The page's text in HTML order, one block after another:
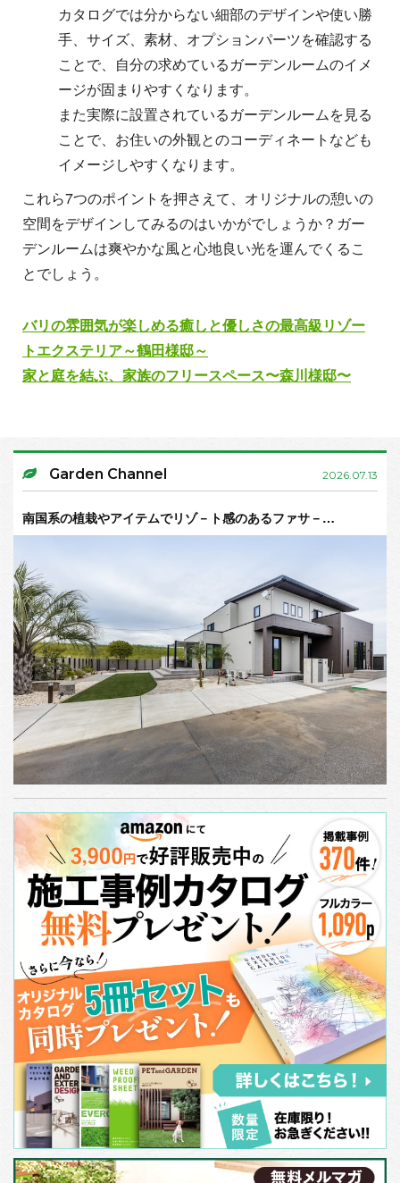
カタログでは分からない細部のデザインや使い勝
手、サイズ、素材、オプションパーツを確認する
ことで、自分の求めているガーデンルームのイメ
ージが固まりやすくなります。
また実際に設置されているガーデンルームを見る
ことで、お住いの外観とのコーディネートなども
イメージしやすくなります。
これら7つのポイントを押さえて、オリジナルの憩いの
空間をデザインしてみるのはいかがでしょうか？ガー
デンルームは爽やかな風と心地良い光を運んでくるこ
とでしょう。
バリの雰囲気が楽しめる癒しと優しさの最高級リゾー
トエクステリア～鶴田様邸～
家と庭を結ぶ、家族のフリースペース〜森川様邸〜
Garden Channel 2026.07.13
南国系の植栽やアイテムでリゾ－ト感のあるファサ－…